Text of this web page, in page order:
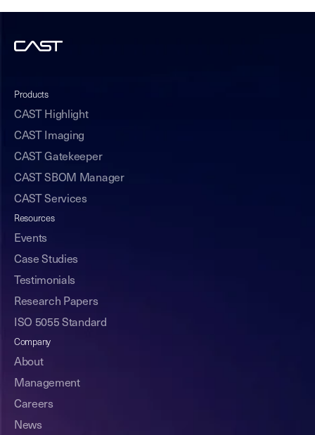
Products
CAST Highlight
CAST Imaging
CAST Gatekeeper
CAST SBOM Manager
CAST Services
Resources
Events
Case Studies
Testimonials
Research Papers
ISO 5055 Standard
Company
About
Management
Careers
News